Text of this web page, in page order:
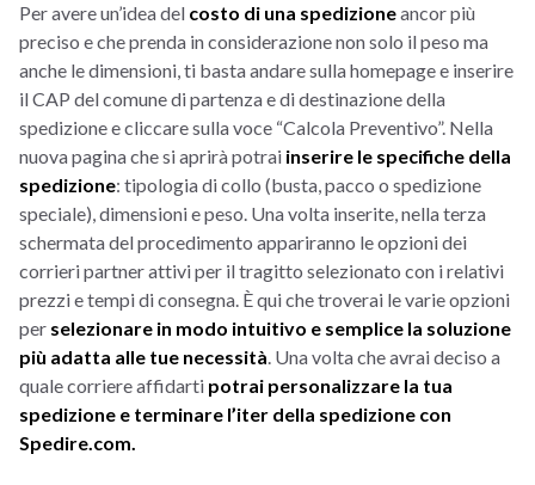
Per avere un’idea del costo di una spedizioneancor più
preciso e che prenda in considerazione non solo il peso ma
anche le dimensioni, ti basta andare sullahomepage e inserire
il CAP del comune di partenza e di destinazione della
spedizione e cliccare sulla voce “Calcola Preventivo”. Nella
nuova pagina che si aprirà potrai inserire le specifiche della
spedizione: tipologia di collo (busta, pacco o spedizione
speciale), dimensioni e peso. Una volta inserite, nella terza
schermata del procedimento appariranno le opzioni dei
corrieri partner attivi per il tragitto selezionato con i relativi
prezzi e tempi di consegna. È qui che troverai le varie opzioni
per selezionare in modo intuitivo e semplice la soluzione
più adatta alle tue necessità. Una volta che avrai deciso a
quale corriere affidarti potrai personalizzare la tua
spedizione e terminare l’iter della spedizione con
Spedire.com.